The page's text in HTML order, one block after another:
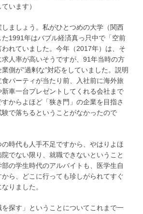
ています）
ましょう。私がひとつめの大学（関西
1991年はバブル経済真っ只中で「空前
れていました。今年（2017年）は、そ
人率が高いそうですが、91年当時の方
側が”過剰な”対応をしていました。説明
パーティが当たり前、入社前に海外旅
車一台プレゼントしてくれる会社まで
からよほど「狭き門」の企業を目指さ
で落ちるということがなかったので
時代も人手不足ですから、やはりよほ
でない限り、就職できないということ
の学生時代のアルバイトも、医学生自
ら、どこに行っても珍しがられてすぐ
りました。
探す」ということについてこれまで一